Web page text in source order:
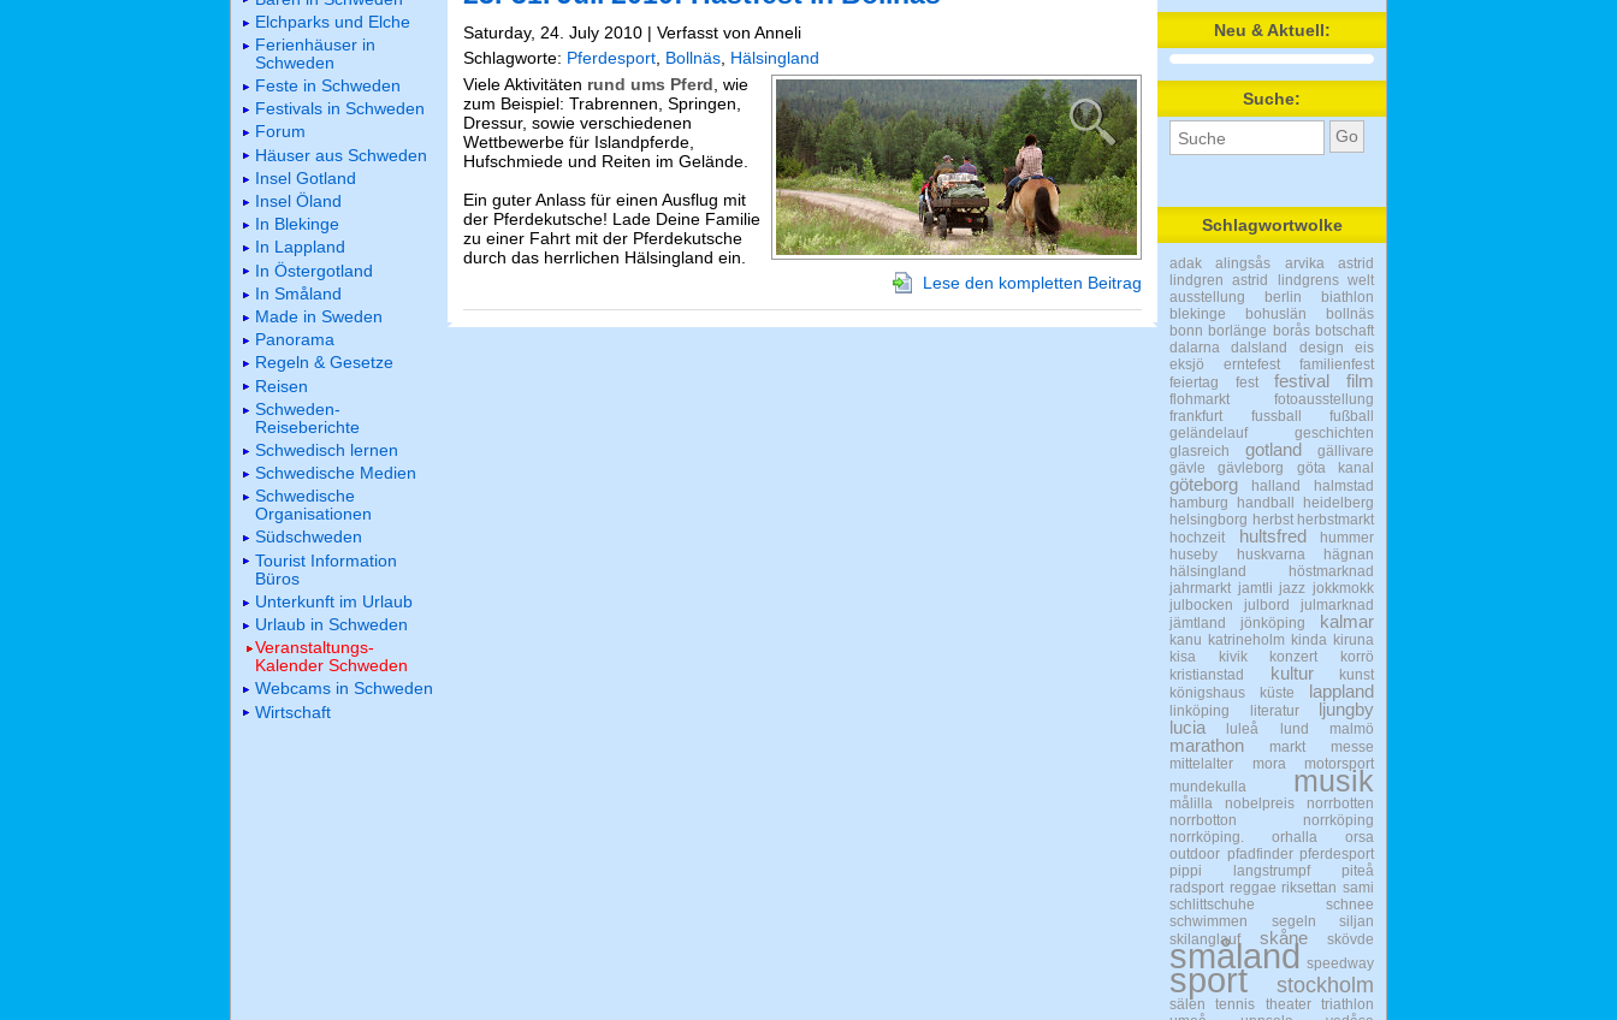
Saturday, 24. July 2010 | Verfasst von Anneli
Schlagworte: Pferdesport, Bollnäs, Hälsingland
Viele Aktivitäten rund ums Pferd , wie
zum Beispiel: Trabrennen, Springen,
Dressur, sowie verschiedenen
Wettbewerbe für Islandpferde,
Hufschmiede und Reiten im Gelände.
Ein guter Anlass für einen Ausflug mit
der Pferdekutsche! Lade Deine Familie
zu einer Fahrt mit der Pferdekutsche
durch das herrlichen Hälsingland ein.
Lese den kompletten Beitrag
Elchparks und Elche
Ferienhäuser in
Schweden
Feste in Schweden
Festivals in Schweden
Forum
Häuser aus Schweden
Insel Gotland
Insel Öland
In Blekinge
In Lappland
In Östergotland
In Småland
Made in Sweden
Panorama
Regeln & Gesetze
Reisen
Schweden-
Reiseberichte
Schwedisch lernen
Schwedische Medien
Schwedische
Organisationen
Südschweden
Tourist Information
Büros
Unterkunft im Urlaub
Urlaub in Schweden
Veranstaltungs-
Kalender Schweden
Webcams in Schweden
Wirtschaft
Neu & Aktuell:
Suche:
Schlagwortwolke
adak alingsås arvika
astrid
lindgren
astrid lindgrens welt
ausstellung
berlin
biathlon
blekinge
bohuslän
bollnäs
bonn borlänge borås botschaft
dalarna
dalsland design
eis
eksjö
erntefest
familienfest
feiertag
fest festival film
flohmarkt
fotoausstellung
frankfurt
fussball
fußball
geländelauf
geschichten
glasreich
gotland
gällivare
gävle
gävleborg göta kanal
göteborg halland
halmstad
hamburg
handball
heidelberg
helsingborg herbst herbstmarkt
hochzeit
hultsfred
hummer
huseby
huskvarna
hägnan
hälsingland
höstmarknad
jahrmarkt jamtli jazz jokkmokk
julbocken
julbord
julmarknad
jämtland
jönköping kalmar
kanu katrineholm kinda
kiruna
kisa
kivik konzert
korrö
kristianstad
kultur
kunst
königshaus
küste lappland
linköping literatur
ljungby
lucia
luleå lund malmö
marathon markt
messe
mittelalter
mora
motorsport
mundekulla
musik
målilla nobelpreis
norrbotten
norrbotton
norrköping
norrköping.
orhalla
orsa
outdoor pfadfinder pferdesport
pippi langstrumpf
piteå
radsport reggae riksettan sami
schlittschuhe
schnee
schwimmen
segeln
siljan
skilanglauf
skåne skövde
småland speedway
sport stockholm
sälen tennis theater
triathlon